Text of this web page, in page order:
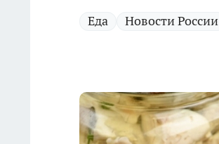
Еда Новости России